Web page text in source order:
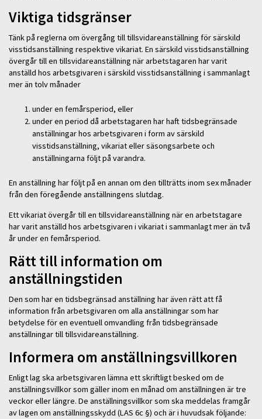
Viktiga tidsgränser
Tänk på reglerna om övergång till tillsvidareanställning för särskild
visstidsanställning respektive vikariat. En särskild visstidsanställning
övergår till en tillsvidareanställning när arbetstagaren har varit
anställd hos arbetsgivaren i särskild visstidsanställning i sammanlagt
mer än tolv månader
under en femårsperiod, eller
under en period då arbetstagaren har haft tidsbegränsade
anställningar hos arbetsgivaren i form av särskild
visstidsanställning, vikariat eller säsongsarbete och
anställningarna följt på varandra.
En anställning har följt på en annan om den tillträtts inom sex månader
från den föregående anställningens slutdag.
Ett vikariat övergår till en tillsvidareanställning när en arbetstagare
har varit anställd hos arbetsgivaren i vikariat i sammanlagt mer än två
år under en femårsperiod.
Rätt till information om
anställningstiden
Den som har en tidsbegränsad anställning har även rätt att få
information från arbetsgivaren om alla anställningar som har
betydelse för en eventuell omvandling från tidsbegränsade
anställningar till tillsvidareanställning.
Informera om anställningsvillkoren
Enligt lag ska arbetsgivaren lämna ett skriftligt besked om de
anställningsvillkor som gäller inom en månad om anställningen är tre
veckor eller längre. De anställningsvillkor som ska meddelas framgår
av lagen om anställningsskydd (LAS 6c §) och är i huvudsak följande: